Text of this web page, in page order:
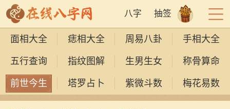
八字 抽签
面相大全 痣相大全 周易八卦 手相大全
五行查询 指纹图解 生男生女 称骨算命
前世今生 塔罗占卜 紫微斗数 梅花易数